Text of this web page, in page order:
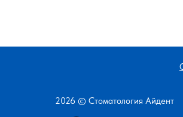
2026 © Стоматология Айдент